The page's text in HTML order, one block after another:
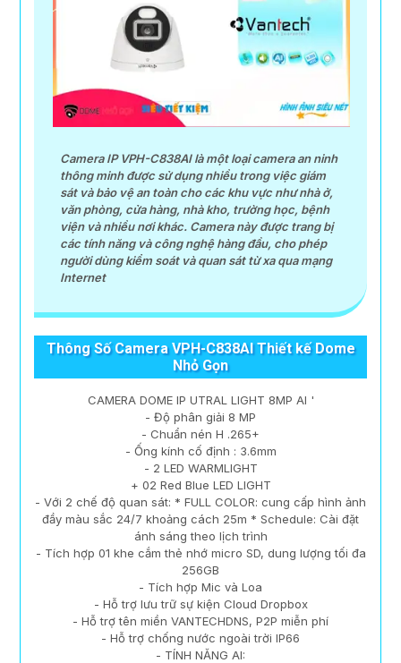
Camera IP VPH-C838AI là một loại camera an ninh
thông minh được sử dụng nhiều trong việc giám
sát và bảo vệ an toàn cho các khu vực như nhà ở,
văn phòng, cửa hàng, nhà kho, trường học, bệnh
viện và nhiều nơi khác. Camera này được trang bị
các tính năng và công nghệ hàng đầu, cho phép
người dùng kiểm soát và quan sát từ xa qua mạng
Internet
Thông Số Camera VPH-C838AI Thiết kế Dome
Nhỏ Gọn
CAMERA DOME IP UTRAL LIGHT 8MP AI '
- Độ phân giải 8 MP
- Chuẩn nén H .265+
- Ống kính cố định : 3.6mm
- 2 LED WARMLIGHT
+ 02 Red Blue LED LIGHT
- Với 2 chế độ quan sát: * FULL COLOR: cung cấp hình ảnh
đầy màu sắc 24/7 khoảng cách 25m * Schedule: Cài đặt
ánh sáng theo lịch trình
- Tích hợp 01 khe cắm thẻ nhớ micro SD, dung lượng tối đa
256GB
- Tích hợp Mic và Loa
- Hỗ trợ lưu trữ sự kiện Cloud Dropbox
- Hỗ trợ tên miền VANTECHDNS, P2P miễn phí
- Hỗ trợ chống nước ngoài trời IP66
- TÍNH NĂNG AI: